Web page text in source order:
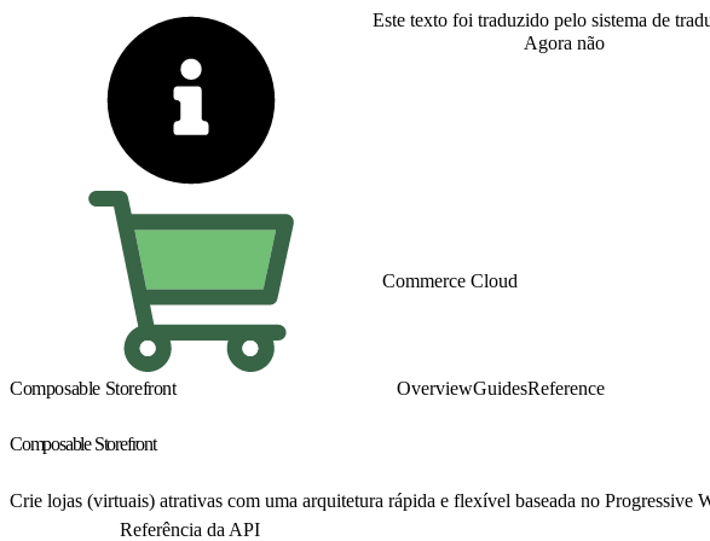
Este texto foi traduzido pelo sistema de
Agora não
Commerce Cloud
Composable Storefront OverviewGuidesReference
Composable Storefront
Crie lojas (virtuais) atrativas com uma arquitetura rápida e flexível baseada no
Referência da API